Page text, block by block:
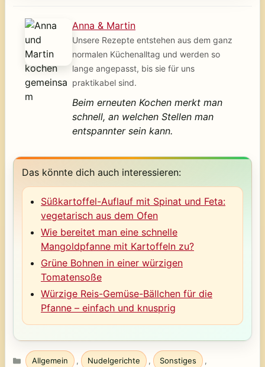
Anna & Martin
Unsere Rezepte entstehen aus dem ganz
normalen Küchenalltag und werden so
lange angepasst, bis sie für uns
praktikabel sind.
Beim erneuten Kochen merkt man
schnell, an welchen Stellen man
entspannter sein kann.
Das könnte dich auch interessieren:
Süßkartoffel-Auflauf mit Spinat und Feta:
vegetarisch aus dem Ofen
Wie bereitet man eine schnelle
Mangoldpfanne mit Kartoffeln zu?
Grüne Bohnen in einer würzigen
Tomatensoße
Würzige Reis-Gemüse-Bällchen für die
Pfanne – einfach und knusprig
Kategorien
Allgemein , Nudelgerichte , Sonstiges ,